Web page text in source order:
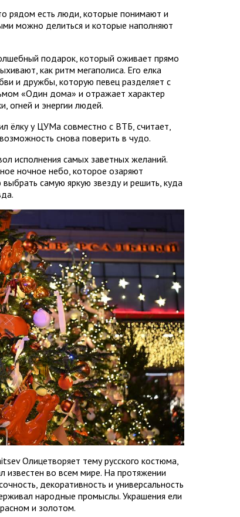
рядом есть люди, которые понимают и
можно делиться и которые наполняют
подарок, который оживает прямо
как ритм мегаполиса. Его елка
и дружбы, которую певец разделяет с
«Один дома» и отражает характер
огней и энергии людей.
ёлку у ЦУМа совместно с ВТБ, считает,
снова поверить в чудо.
исполнения самых заветных желаний.
ночное небо, которое озаряют
самую яркую звезду и решить, куда
Олицетворяет тему русского костюма,
известен во всем мире. На протяжении
декоративность и универсальность
народные промыслы. Украшения ели
и золотом.